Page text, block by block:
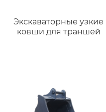
Экскаваторные узкие
ковши для траншей